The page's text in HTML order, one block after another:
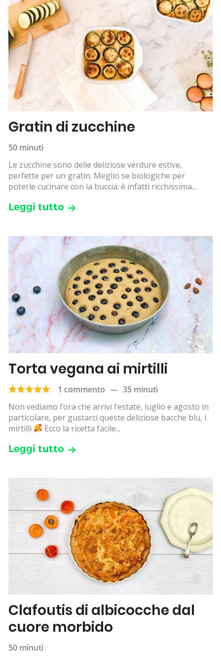
Gratin di zucchine
50 minuti
Le zucchine sono delle deliziose verdure estive,
perfette per un gratin. Meglio se biologiche per
poterle cucinare con la buccia: è infatti ricchissima...
Leggi tutto
Torta vegana ai mirtilli
1 commento — 35 minuti
Non vediamo l’ora che arrivi l’estate, luglio e agosto in
particolare, per gustarci queste deliziose bacche blu, i
mirtilli
Ecco la ricetta facile...
Leggi tutto
Clafoutis di albicocche dal
cuore morbido
50 minuti